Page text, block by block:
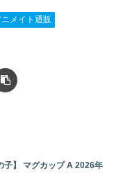
ニメイト通販
子】 マグカップ A 2026年